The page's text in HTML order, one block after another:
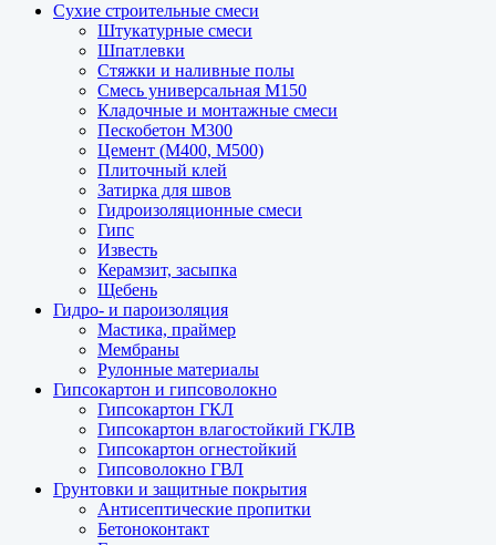
Сухие строительные смеси
Штукатурные смеси
Шпатлевки
Стяжки и наливные полы
Смесь универсальная М150
Кладочные и монтажные смеси
Пескобетон М300
Цемент (М400, М500)
Плиточный клей
Затирка для швов
Гидроизоляционные смеси
Гипс
Известь
Керамзит, засыпка
Щебень
Гидро- и пароизоляция
Мастика, праймер
Мембраны
Рулонные материалы
Гипсокартон и гипсоволокно
Гипсокартон ГКЛ
Гипсокартон влагостойкий ГКЛВ
Гипсокартон огнестойкий
Гипсоволокно ГВЛ
Грунтовки и защитные покрытия
Антисептические пропитки
Бетоноконтакт